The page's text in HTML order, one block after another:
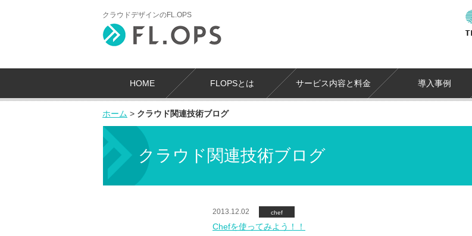
クラウドデザインのFL.OPS
HOME FLOPSとは サービス内容と料金 導入事例
ホーム > クラウド関連技術ブログ
クラウド関連技術ブログ
2013.12.02 chef
Chefを使ってみよう！！